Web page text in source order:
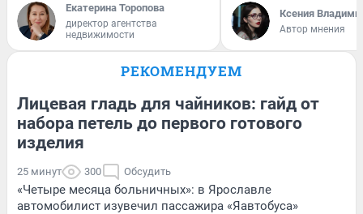
Екатерина Торопова
директор агентства
недвижимости
Ксения
Автор мнения
РЕКОМЕНДУЕМ
Лицевая гладь для чайников: гайд от
набора петель до первого готового
изделия
25 минут 300 Обсудить
«Четыре месяца больничных»: в Ярославле
автомобилист изувечил пассажира «Яавтобуса»